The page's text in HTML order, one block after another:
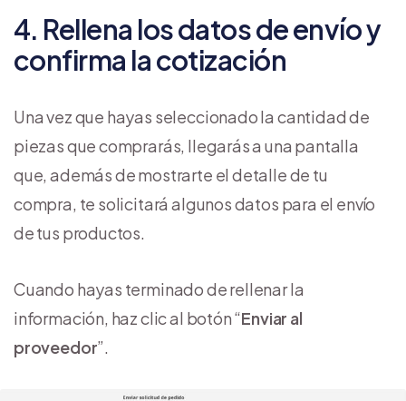
4. Rellena los datos de envío y
confirma la cotización
Una vez que hayas seleccionado la cantidad de
piezas que comprarás, llegarás a una pantalla
que, además de mostrarte el detalle de tu
compra, te solicitará algunos datos para el envío
de tus productos.
Cuando hayas terminado de rellenar la
información, haz clic al botón “Enviar al
proveedor”.